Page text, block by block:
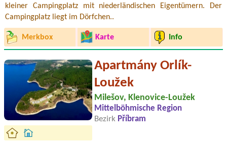
kleiner Campingplatz mit niederländischen Eigentümern. Der
Campingplatz liegt im Dörfchen..
Merkbox Karte Info
Apartmány Orlík-
Loužek
Milešov, Klenovice-Loužek
Mittelböhmische Region
Bezirk Příbram